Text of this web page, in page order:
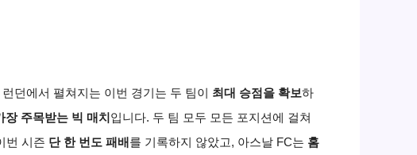
런던에서 펼쳐지는 이번 경기는 두 팀이 최대 승점을 확보하
장 주목받는 빅 매치 입니다. 두 팀 모두 모든 포지션에 걸쳐
번 시즌 단 한 번도 패배 를 기록하지 않았고, 아스날 FC는 홈